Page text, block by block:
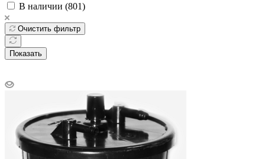
В наличии (801)
Очистить фильтр
Показать